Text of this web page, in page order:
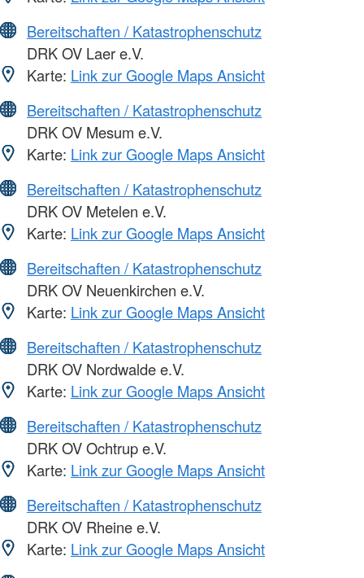
Bereitschaften / Katastrophenschutz
DRK OV Laer e.V.
Karte: Link zur Google Maps Ansicht
Bereitschaften / Katastrophenschutz
DRK OV Mesum e.V.
Karte: Link zur Google Maps Ansicht
Bereitschaften / Katastrophenschutz
DRK OV Metelen e.V.
Karte: Link zur Google Maps Ansicht
Bereitschaften / Katastrophenschutz
DRK OV Neuenkirchen e.V.
Karte: Link zur Google Maps Ansicht
Bereitschaften / Katastrophenschutz
DRK OV Nordwalde e.V.
Karte: Link zur Google Maps Ansicht
Bereitschaften / Katastrophenschutz
DRK OV Ochtrup e.V.
Karte: Link zur Google Maps Ansicht
Bereitschaften / Katastrophenschutz
DRK OV Rheine e.V.
Karte: Link zur Google Maps Ansicht